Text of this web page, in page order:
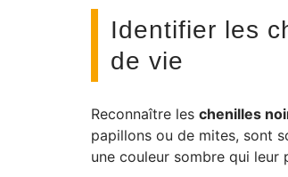
Identifier les
de vie
Reconnaître les chenilles
papillons ou de mites, sont
une couleur sombre qui leur